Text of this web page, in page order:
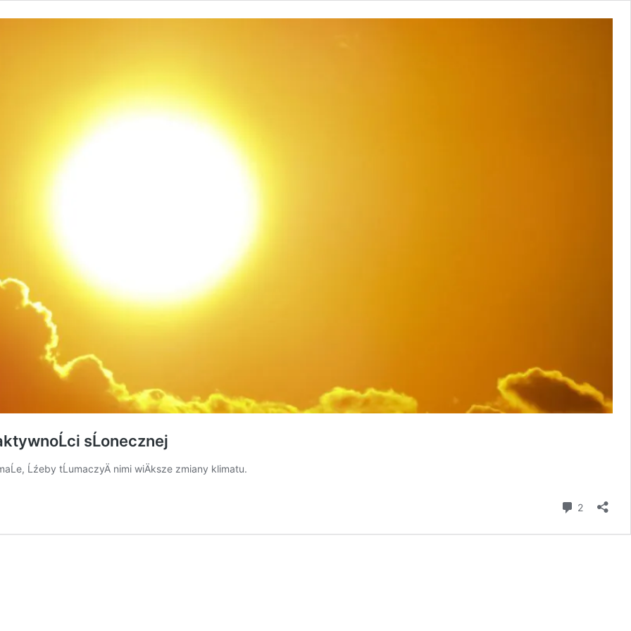
sĹonecznej
Ĺźeby tĹumaczyÄ nimi wiÄksze zmiany klimatu.
2